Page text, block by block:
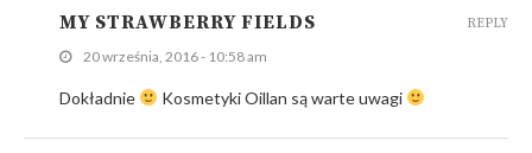
MY STRAWBERRY FIELDS
20 września, 2016 - 10:58 am
Dokładnie Kosmetyki Oillan są warte uwagi
REPLY